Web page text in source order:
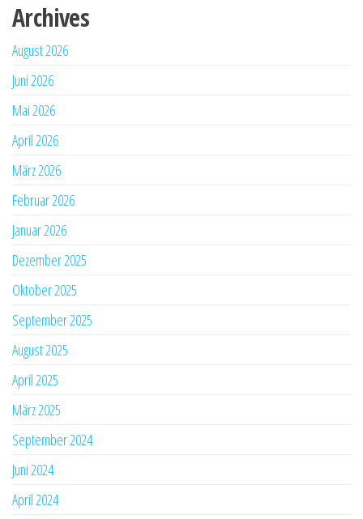
Archives
August 2026
Juni 2026
Mai 2026
April 2026
März 2026
Februar 2026
Januar 2026
Dezember 2025
Oktober 2025
September 2025
August 2025
April 2025
März 2025
September 2024
Juni 2024
April 2024